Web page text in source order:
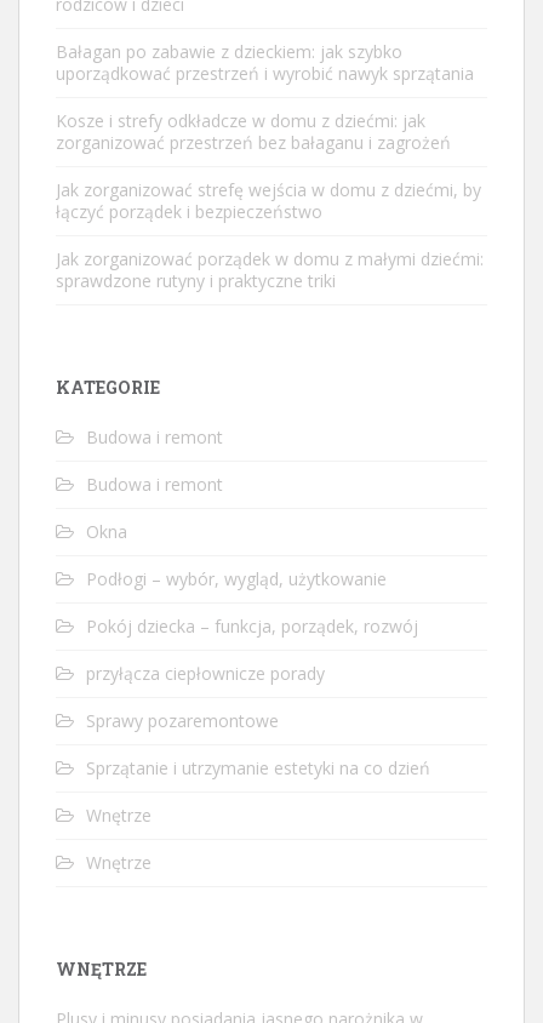
Bałagan po zabawie z dzieckiem: jak szybko
uporządkować przestrzeń i wyrobić nawyk sprzątania
Kosze i strefy odkładcze w domu z dziećmi: jak
zorganizować przestrzeń bez bałaganu i zagrożeń
Jak zorganizować strefę wejścia w domu z dziećmi, by
łączyć porządek i bezpieczeństwo
Jak zorganizować porządek w domu z małymi dziećmi:
sprawdzone rutyny i praktyczne triki
KATEGORIE
Budowa i remont
Budowa i remont
Okna
Podłogi – wybór, wygląd, użytkowanie
Pokój dziecka – funkcja, porządek, rozwój
przyłącza ciepłownicze porady
Sprawy pozaremontowe
Sprzątanie i utrzymanie estetyki na co dzień
Wnętrze
Wnętrze
WNĘTRZE